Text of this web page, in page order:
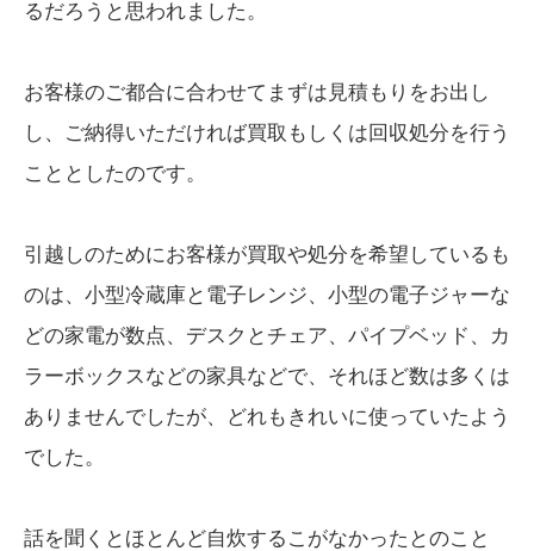
るだろうと思われました。
お客様のご都合に合わせてまずは見積もりをお出し
し、ご納得いただければ買取もしくは回収処分を行う
こととしたのです。
引越しのためにお客様が買取や処分を希望しているも
のは、小型冷蔵庫と電子レンジ、小型の電子ジャーな
どの家電が数点、デスクとチェア、パイプベッド、カ
ラーボックスなどの家具などで、それほど数は多くは
ありませんでしたが、どれもきれいに使っていたよう
でした。
話を聞くとほとんど自炊するこがなかったとのこと